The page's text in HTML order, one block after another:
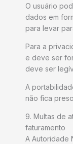
O usuário
dados em
para levar
Para a
e deve ser
deve ser
A
não fica
9. Multas de
faturamento
A Autoridade